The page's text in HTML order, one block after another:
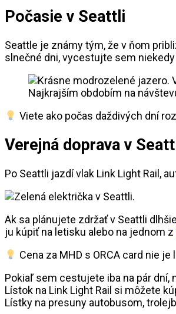
Počasie v Seattli
Seattle je známy tým, že v ňom
slnečné dni, vycestujte sem
Najkrajším obdobím na
Viete ako počas daždivých dní
Verejná doprava v
Po Seattli jazdí vlak Link Light Rail,
Ak sa plánujete zdržať v Seattli
ju kúpiť na letisku alebo na jednom z
Cena za MHD s ORCA card nie
Pokiaľ sem cestujete iba na pár dní,
Lístok na Link Light Rail si môžete
Lístky na presuny autobusom,